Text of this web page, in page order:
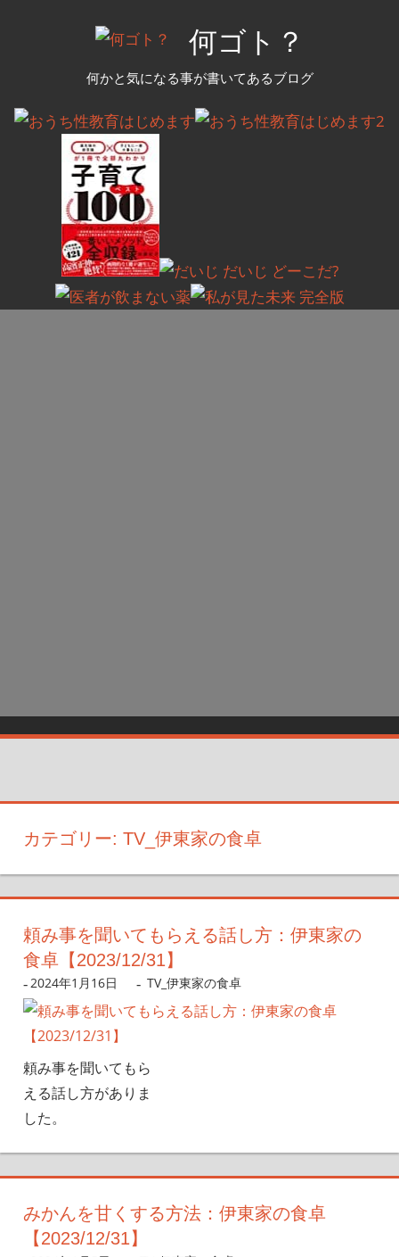
ツ
何ゴト？
何かと気になる事が書いてあるブログ
カテゴリー: TV_伊東家の食卓
頼み事を聞いてもらえる話し方：伊東家の
食卓【2023/12/31】
2024年1月16日 nanigoto
TV_伊東家の食卓
頼み事を聞いてもら
える話し方がありま
した。
みかんを甘くする方法：伊東家の食卓
【2023/12/31】